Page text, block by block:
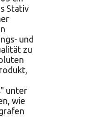
Stativ
und
zu
unter
wie